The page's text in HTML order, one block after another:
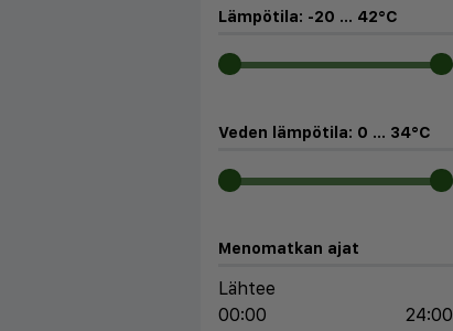
Lämpötila: -20 ... 42°C
Veden lämpötila: 0 ... 34°C
Menomatkan ajat
Lähtee
00:00
24:00